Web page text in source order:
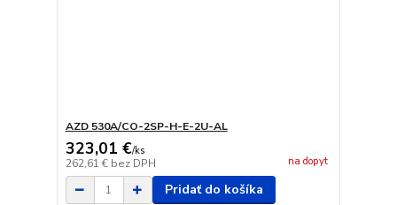
AZD 530A/CO-2SP-H-E-2U-AL
323,01 €/ks
262,61 € bez DPH na dopyt
Pridať do košíka